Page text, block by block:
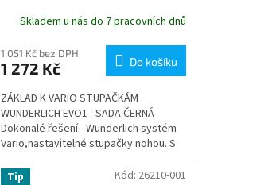
Skladem u nás do 7 pracovních dnů
1 051 Kč bez DPH
1 272 Kč Do košíku
ZÁKLAD K VARIO STUPAČKÁM
WUNDERLICH EVO1 - SADA ČERNÁ
Dokonalé řešení - Wunderlich systém
Vario,nastavitelné stupačky nohou. S
rozsahem nastavení o průměru až 100
mm...
Tip Kód: 26210-001